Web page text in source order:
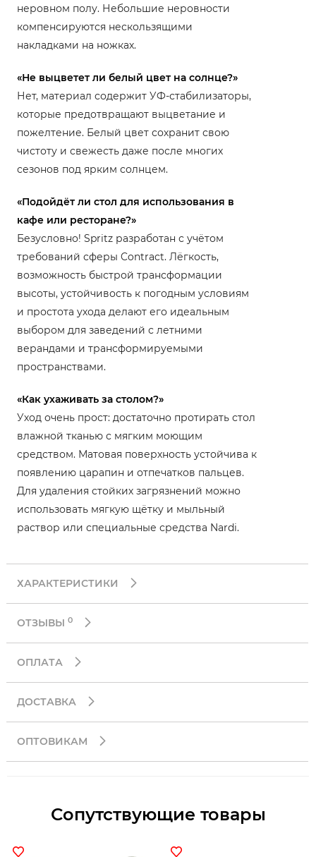
неровном полу. Небольшие неровности
компенсируются нескользящими
накладками на ножках.
«Не выцветет ли белый цвет на солнце?»
Нет, материал содержит УФ-стабилизаторы,
которые предотвращают выцветание и
пожелтение. Белый цвет сохранит свою
чистоту и свежесть даже после многих
сезонов под ярким солнцем.
«Подойдёт ли стол для использования в
кафе или ресторане?»
Безусловно! Spritz разработан с учётом
требований сферы Contract. Лёгкость,
возможность быстрой трансформации
высоты, устойчивость к погодным условиям
и простота ухода делают его идеальным
выбором для заведений с летними
верандами и трансформируемыми
пространствами.
«Как ухаживать за столом?»
Уход очень прост: достаточно протирать стол
влажной тканью с мягким моющим
средством. Матовая поверхность устойчива к
появлению царапин и отпечатков пальцев.
Для удаления стойких загрязнений можно
использовать мягкую щётку и мыльный
раствор или специальные средства Nardi.
ХАРАКТЕРИСТИКИ
ОТЗЫВЫ 0
ОПЛАТА
ДОСТАВКА
ОПТОВИКАМ
Сопутствующие товары